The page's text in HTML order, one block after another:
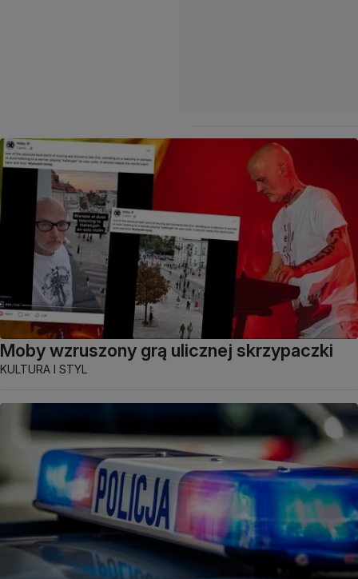
Moby wzruszony grą ulicznej skrzypaczki
KULTURA I STYL